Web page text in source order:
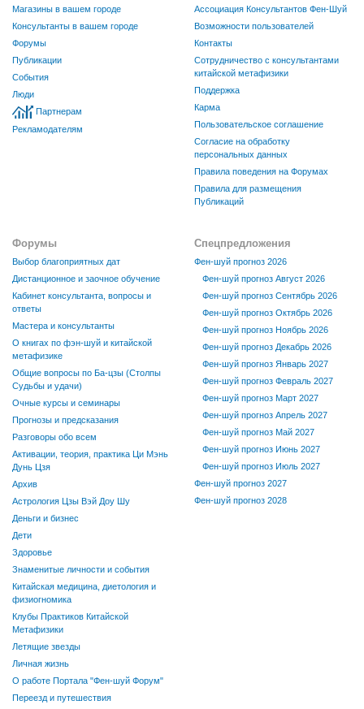
Магазины в вашем городе
Консультанты в вашем городе
Форумы
Публикации
События
Люди
Партнерам
Рекламодателям
Ассоциация Консультантов Фен-Шуй
Возможности пользователей
Контакты
Сотрудничество с консультантами
китайской метафизики
Поддержка
Карма
Пользовательское соглашение
Согласие на обработку
персональных данных
Правила поведения на Форумах
Правила для размещения
Публикаций
Форумы
Выбор благоприятных дат
Дистанционное и заочное обучение
Кабинет консультанта, вопросы и
ответы
Мастера и консультанты
О книгах по фэн-шуй и китайской
метафизике
Общие вопросы по Ба-цзы (Столпы
Судьбы и удачи)
Очные курсы и семинары
Прогнозы и предсказания
Разговоры обо всем
Активации, теория, практика Ци Мэнь
Дунь Цзя
Архив
Астрология Цзы Вэй Доу Шу
Деньги и бизнес
Дети
Здоровье
Знаменитые личности и события
Китайская медицина, диетология и
физиогномика
Клубы Практиков Китайской
Метафизики
Летящие звезды
Личная жизнь
О работе Портала "Фен-шуй Форум"
Переезд и путешествия
Спецпредложения
Фен-шуй прогноз 2026
Фен-шуй прогноз Август 2026
Фен-шуй прогноз Сентябрь 2026
Фен-шуй прогноз Октябрь 2026
Фен-шуй прогноз Ноябрь 2026
Фен-шуй прогноз Декабрь 2026
Фен-шуй прогноз Январь 2027
Фен-шуй прогноз Февраль 2027
Фен-шуй прогноз Март 2027
Фен-шуй прогноз Апрель 2027
Фен-шуй прогноз Май 2027
Фен-шуй прогноз Июнь 2027
Фен-шуй прогноз Июль 2027
Фен-шуй прогноз 2027
Фен-шуй прогноз 2028